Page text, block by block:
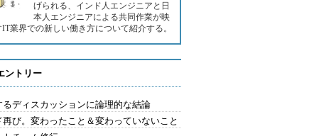
げられる、インド人エンジニアと日
本人エンジニアによる共同作業が映
IT業界での新しい働き方について紹介する。
ントリー
るディスカッションに論理的な結論
再び。変わったこと＆変わっていないこと